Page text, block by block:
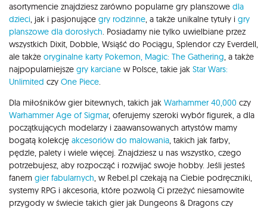
asortymencie znajdziesz zarówno popularne gry planszowe dla
dzieci , jak i pasjonujące gry rodzinne , a także unikalne tytuły i gry
planszowe dla dorosłych . Posiadamy nie tylko uwielbiane przez
wszystkich Dixit, Dobble, Wsiąść do Pociągu, Splendor czy Everdell,
ale także oryginalne karty Pokemon, Magic: The Gathering , a także
najpopularniejsze gry karciane w Polsce, takie jak Star Wars:
Unlimited czy One Piece
Dla miłośników gier bitewnych, takich jak Warhammer 40,000 czy
Warhammer Age of Sigmar, oferujemy szeroki wybór figurek, a dla
początkujących modelarzy i zaawansowanych artystów mamy
bogatą kolekcję akcesoriów do malowania , takich jak farby,
pędzle, palety i wiele więcej. Znajdziesz u nas wszystko, czego
potrzebujesz, aby rozpocząć i rozwijać swoje hobby. Jeśli jesteś
fanem gier fabularnych , w Rebel.pl czekają na Ciebie podręczniki,
systemy RPG i akcesoria, które pozwolą Ci przeżyć niesamowite
przygody w świecie takich gier jak Dungeons & Dragons czy